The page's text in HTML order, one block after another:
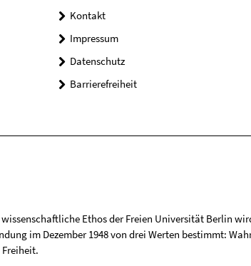
Kontakt
Impressum
Datenschutz
Barrierefreiheit
wissenschaftliche Ethos der Freien Universität Berlin
im Dezember 1948 von drei Werten bestimmt:
Freiheit.